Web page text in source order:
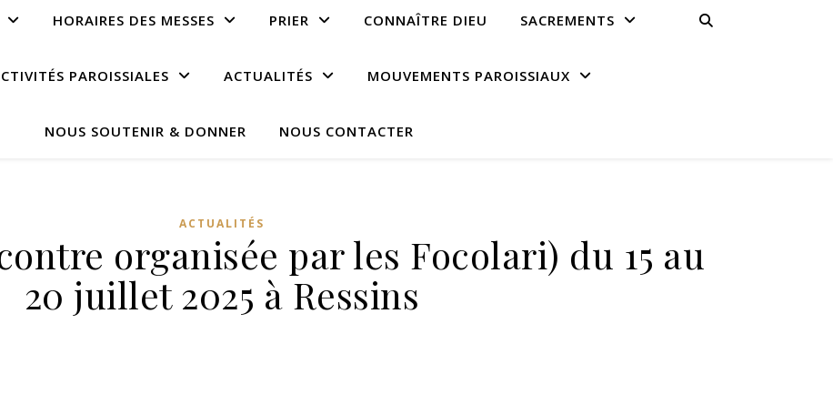
HORAIRES DES MESSES PRIER CONNAÎTRE DIEU SACREMENTS
PAROISSIALES ACTUALITÉS MOUVEMENTS PAROISSIAUX
NOUS SOUTENIR & DONNER NOUS CONTACTER
ACTUALITÉS
organisée par les Focolari) du 15 au
20 juillet 2025 à Ressins